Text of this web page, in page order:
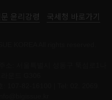
윤리강령 국세청 바로가기